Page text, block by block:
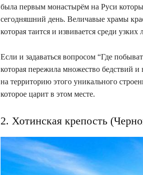
была первым монастырём на Руси
сегодняшний день. Величавые храмы
которая таится и извивается среди
Если и задаваться вопросом “Где
которая пережила множество бедствий
на территорию этого уникального
которое царит в этом месте.
2. Хотинская крепость